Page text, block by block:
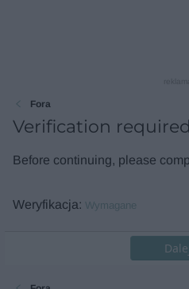
Fora
Verification required
Before continuing, please
Weryfikacja Wymagane
Dalej